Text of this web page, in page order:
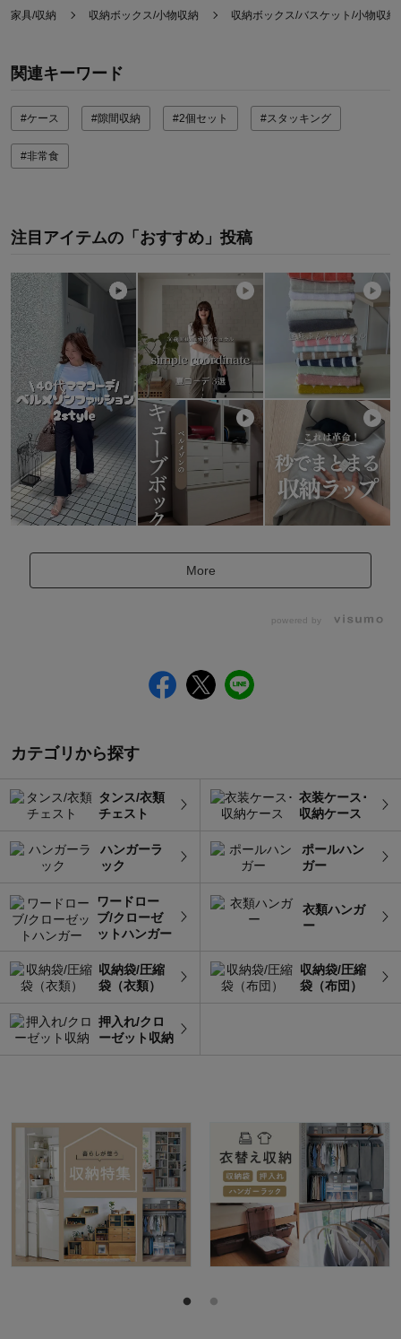
家具/収納 収納ボックス/小物収納 収納ボックス/バスケット/小物収納
関連キーワード
#ケース #隙間収納 #2個セット #スタッキング
#非常食
注目アイテムの「おすすめ」投稿
More
powered by
カテゴリから探す
タンス/衣類
チェスト
衣装ケース･
収納ケース
ハンガーラ
ック
ポールハン
ガー
ワードロー
ブ/クローゼ
ットハンガー
衣類ハンガ
ー
収納袋/圧縮
袋（衣類）
収納袋/圧縮
袋（布団）
押入れ/クロ
ーゼット収納